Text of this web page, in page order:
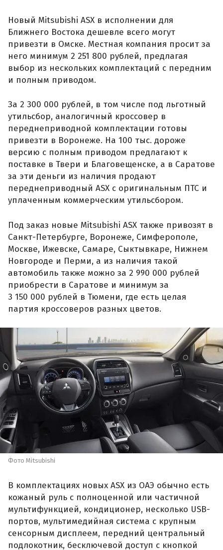
Новый Mitsubishi ASX в исполнении для
Ближнего Востока дешевле всего могут
привезти в Омске. Местная компания просит за
него минимум 2 251 800 рублей, предлагая
выбор из нескольких комплектаций с передним
и полным приводом.
За 2 300 000 рублей, в том числе под льготный
утильсбор, аналогичный кроссовер в
переднеприводной комплектации готовы
привезти в Воронеже. На 100 тыс. дороже
версию с полным приводом предлагают к
поставке в Твери и Благовещенске, а в Саратове
за эти деньги из наличия продают
переднеприводный ASX с оригинальным ПТС и
уплаченным коммерческим утильсбором.
Под заказ новые Mitsubishi ASX также привозят в
Санкт-Петербурге, Воронеже, Симферополе,
Москве, Ижевске, Самаре, Сыктывкаре, Нижнем
Новгороде и Перми, а из наличия такой
автомобиль также можно за 2 990 000 рублей
приобрести в Саратове и минимум за
3 150 000 рублей в Тюмени, где есть целая
партия кроссоверов разных цветов.
Фото Mitsubishi
В комплектациях новых ASX из ОАЭ обычно есть
кожаный руль с полноценной или частичной
мультифункцией, кондиционер, несколько USB-
портов, мультимедийная система с крупным
сенсорным дисплеем, передний центральный
подлокотник, бесключевой доступ с кнопкой